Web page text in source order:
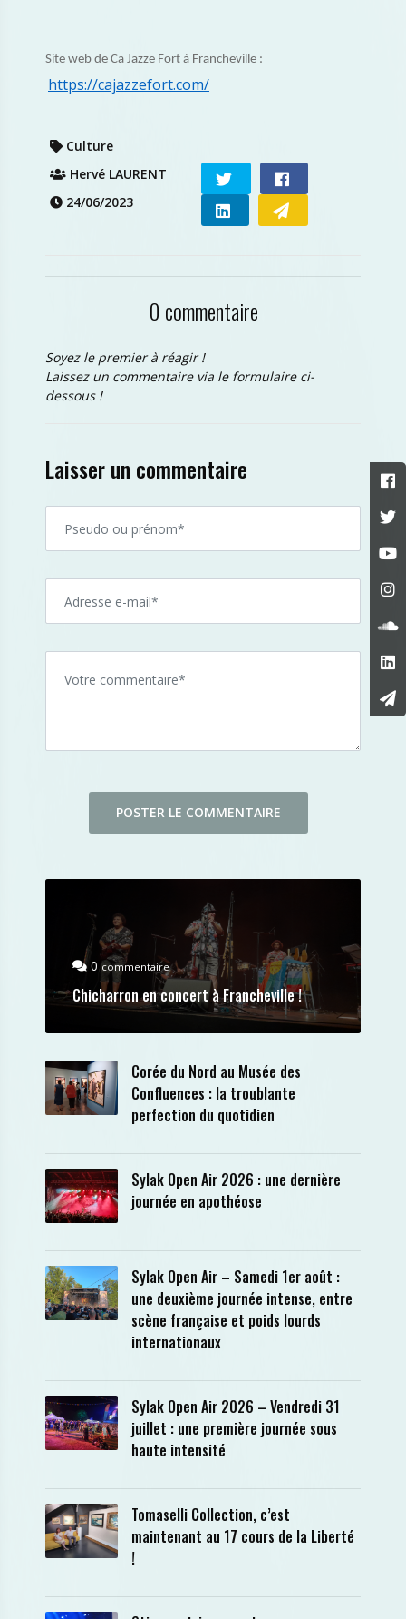
Site web de Ca Jazze Fort à Francheville :
https://cajazzefort.com/
Culture
Hervé LAURENT
24/06/2023
0 commentaire
Soyez le premier à réagir !
Laissez un commentaire via le formulaire ci-
dessous !
Laisser un commentaire
0 commentaire
Chicharron en concert à Francheville !
Corée du Nord au Musée des
Confluences : la troublante
perfection du quotidien
Sylak Open Air 2026 : une dernière
journée en apothéose
Sylak Open Air – Samedi 1er août :
une deuxième journée intense, entre
scène française et poids lourds
internationaux
Sylak Open Air 2026 – Vendredi 31
juillet : une première journée sous
haute intensité
Tomaselli Collection, c’est
maintenant au 17 cours de la Liberté
!